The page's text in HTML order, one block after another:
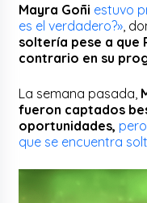
Mayra Goñi estuvo
es el verdadero?» ,
soltería pese a que
contrario en su
La semana pasada,
fueron captados
oportunidades,
que se encuentra